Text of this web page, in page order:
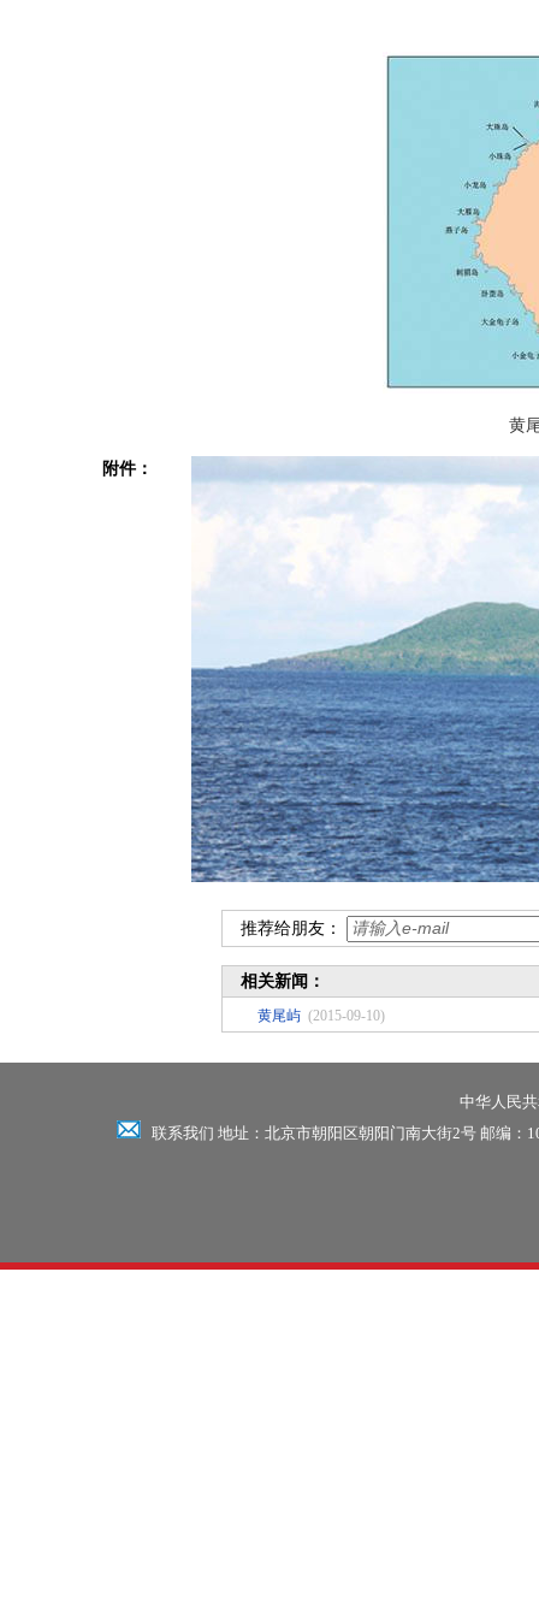
黄
附件：
推荐给朋友：
相关新闻：
黄尾屿 (2015-09-10)
中华人民
联系我们 地址：北京市朝阳区朝阳门南大街2号 邮编：